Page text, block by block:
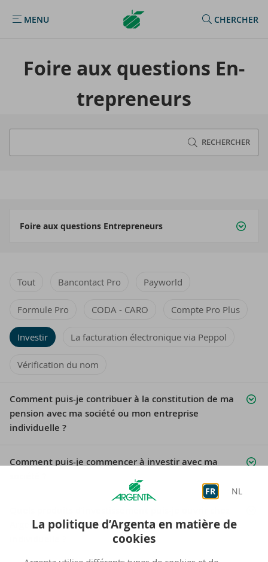
FR NL
La politique d’Argenta en matière de
cookies
MENU
MENU
Argenta
Homepage
CHERCHER
Foire aux ques­tions En­
tre­pre­neurs
RECHERCHER
Foire aux questions Entrepreneurs
Tout Bancontact Pro Payworld
Formule Pro CODA - CARO Compte Pro Plus
Investir La facturation électronique via Peppol
Vérification du nom
Comment puis-je contribuer à la constitution de ma
pension avec ma société ou mon entreprise
individuelle ?
Comment puis-je commencer à investir avec ma
Argenta avec ma société ou mon entreprise